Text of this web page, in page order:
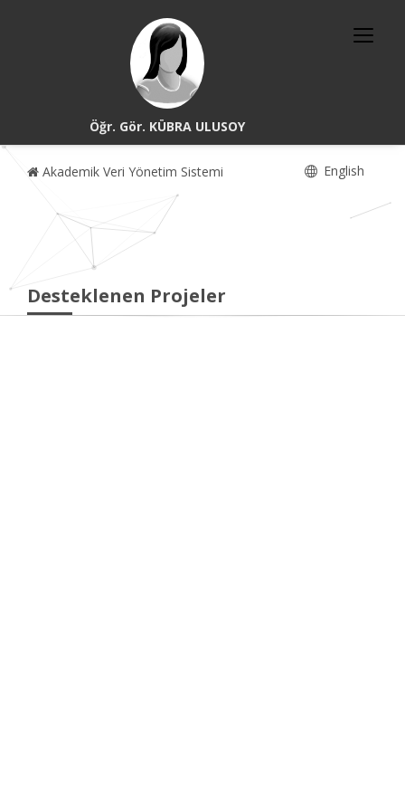
Öğr. Gör. KÜBRA ULUSOY
Akademik Veri Yönetim Sistemi English
Desteklenen Projeler